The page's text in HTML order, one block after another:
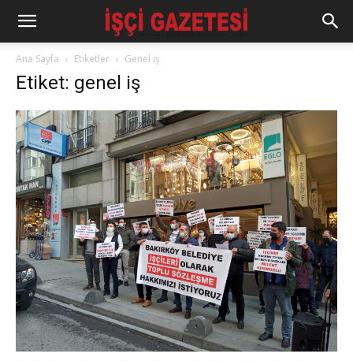
Ana Sayfa Etiketler Genel iş
Etiket: genel iş